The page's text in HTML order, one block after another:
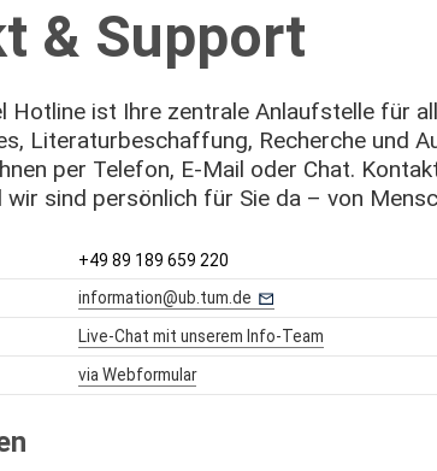
& Support
Hotline ist Ihre zentrale Anlaufstelle für
Literaturbeschaffung, Recherche und
per Telefon, E‑Mail oder Chat.
wir sind persönlich für Sie da – von
+49 89 189 659 220
information@ub.tum.de
Live‑Chat mit unserem Info-Team
via Webformular